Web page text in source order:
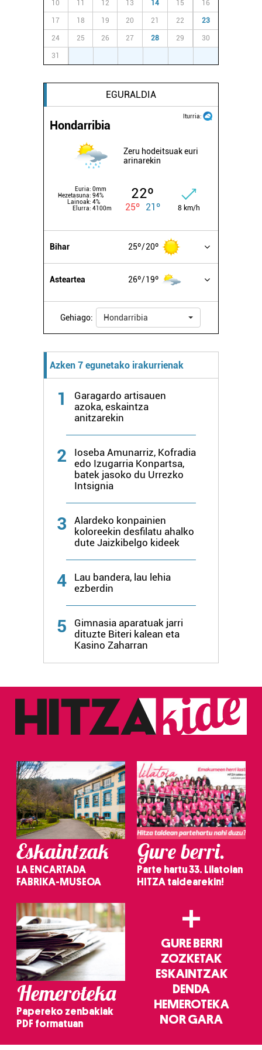
10 11 12 13 14 15 16
17 18 19 20 21 22 23
24 25 26 27 28 29 30
31
EGURALDIA
Iturria:
Hondarribia
Zeru hodeitsuak euri
arinarekin
Euria: 0mm
Hezetasuna: 94%
Lainoak: 4%
Elurra: 4100m
22º
25º 21º 8 km/h
Bihar 25º 20º
Asteartea 26º 19º
Gehiago: Hondarribia
Azken 7 egunetako irakurrienak
1
Garagardo artisauen
azoka, eskaintza
anitzarekin
2
Ioseba Amunarriz, Kofradia
edo Izugarria Konpartsa,
batek jasoko du Urrezko
Intsignia
3
Alardeko konpainien
koloreekin desfilatu ahalko
dute Jaizkibelgo kideek
4
Lau bandera, lau lehia
ezberdin
5
Gimnasia aparatuak jarri
dituzte Biteri kalean eta
Kasino Zaharran
Eskaintzak
LA ENCARTADA
FABRIKA-MUSEOA
Gure berri.
Parte hartu 33. Lilatoian
HITZA taldearekin!
Hemeroteka
Papereko zenbakiak
PDF formatuan
+
GURE BERRI
ZOZKETAK
ESKAINTZAK
DENDA
HEMEROTEKA
NOR GARA